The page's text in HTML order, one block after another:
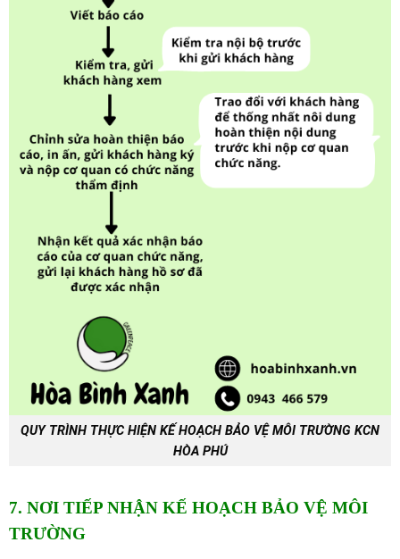
QUY TRÌNH THỰC HIỆN KẾ HOẠCH BẢO VỆ MÔI TRƯỜNG KCN
HÒA PHÚ
7. NƠI TIẾP NHẬN KẾ HOẠCH BẢO VỆ MÔI
TRƯỜNG